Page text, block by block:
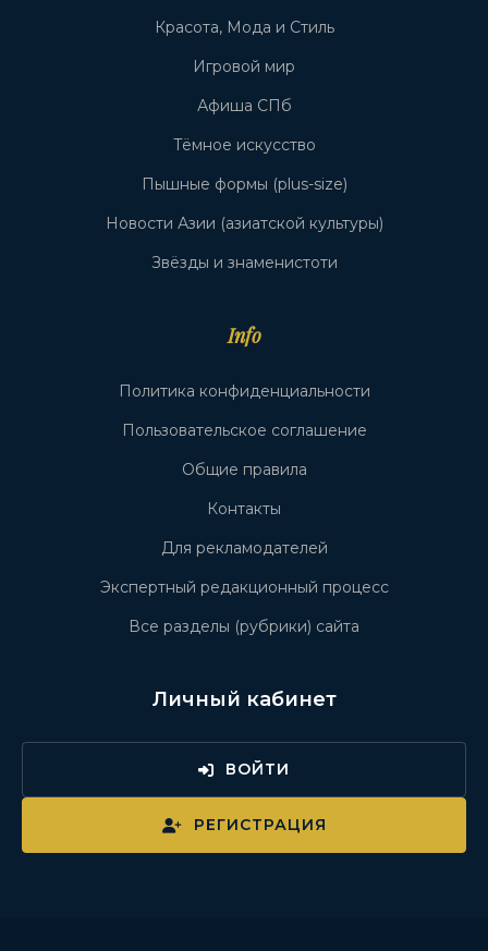
Красота, Мода и Стиль
Игровой мир
Афиша СПб
Тёмное искусство
Пышные формы (plus-size)
Новости Азии (азиатской культуры)
Звёзды и знаменистоти
Info
Политика конфиденциальности
Пользовательское соглашение
Общие правила
Контакты
Для рекламодателей
Экспертный редакционный процесс
Все разделы (рубрики) сайта
Личный кабинет
ВОЙТИ
РЕГИСТРАЦИЯ